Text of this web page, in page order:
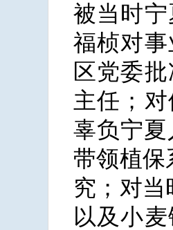
被当时
福桢对
区党委
主任；
辜负宁
带领植保
究；对
以及小